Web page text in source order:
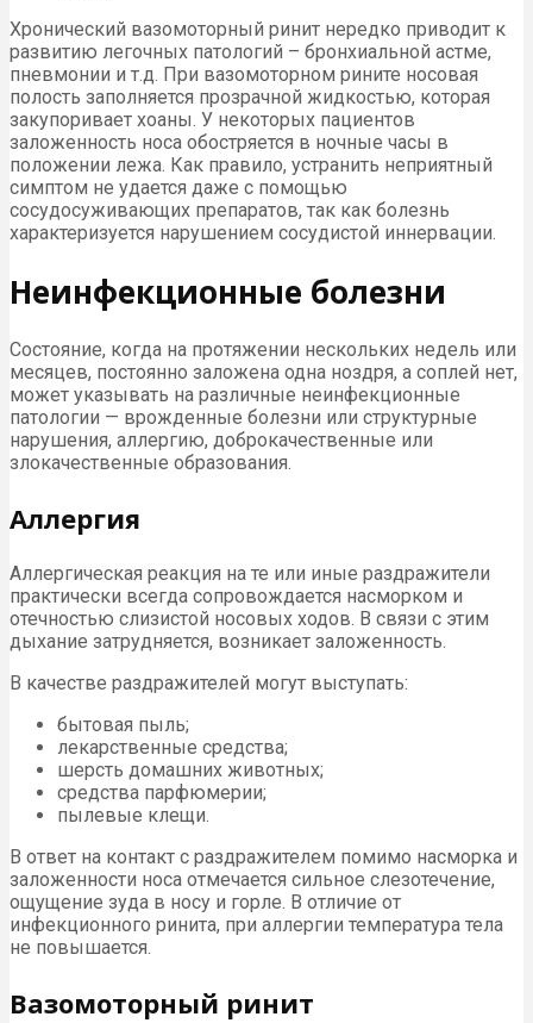
Хронический вазомоторный ринит нередко приводит к
развитию легочных патологий – бронхиальной астме,
пневмонии и т.д. При вазомоторном рините носовая
полость заполняется прозрачной жидкостью, которая
закупоривает хоаны. У некоторых пациентов
заложенность носа обостряется в ночные часы в
положении лежа. Как правило, устранить неприятный
симптом не удается даже с помощью
сосудосуживающих препаратов, так как болезнь
характеризуется нарушением сосудистой иннервации.
Неинфекционные болезни
Состояние, когда на протяжении нескольких недель или
месяцев, постоянно заложена одна ноздря, а соплей нет,
может указывать на различные неинфекционные
патологии — врожденные болезни или структурные
нарушения, аллергию, доброкачественные или
злокачественные образования.
Аллергия
Аллергическая реакция на те или иные раздражители
практически всегда сопровождается насморком и
отечностью слизистой носовых ходов. В связи с этим
дыхание затрудняется, возникает заложенность.
В качестве раздражителей могут выступать:
бытовая пыль;
лекарственные средства;
шерсть домашних животных;
средства парфюмерии;
пылевые клещи.
В ответ на контакт с раздражителем помимо насморка и
заложенности носа отмечается сильное слезотечение,
ощущение зуда в носу и горле. В отличие от
инфекционного ринита, при аллергии температура тела
не повышается.
Вазомоторный ринит